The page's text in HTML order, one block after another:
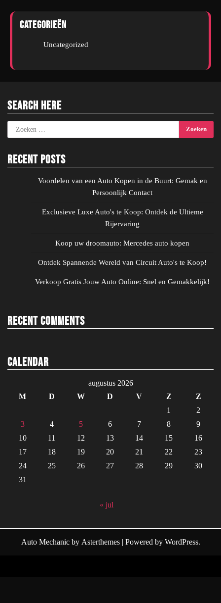
Categorieën
Uncategorized
Search Here
Zoeken
naar:
Recent Posts
Voordelen van een Auto Kopen in de Buurt: Gemak en
Persoonlijk Contact
Exclusieve Luxe Auto's te Koop: Ontdek de Ultieme
Rijervaring
Koop uw droomauto: Mercedes auto kopen
Ontdek Spannende Wereld van Circuit Auto's te Koop!
Verkoop Gratis Jouw Auto Online: Snel en Gemakkelijk!
Recent Comments
Calendar
augustus 2026
M
D W D V Z
Z
1
2
3
4 5 6 7 8
9
10
11 12 13 14 15
16
17
18 19 20 21 22
23
24
25 26 27 28 29
30
31
« jul
Auto Mechanicby Asterthemes| Powered by WordPress.